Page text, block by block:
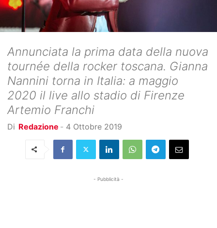
Annunciata la prima data della nuova
tournée della rocker toscana. Gianna
Nannini torna in Italia: a maggio
2020 il live allo stadio di Firenze
Artemio Franchi
Di Redazione - 4 Ottobre 2019
- Pubblicità -